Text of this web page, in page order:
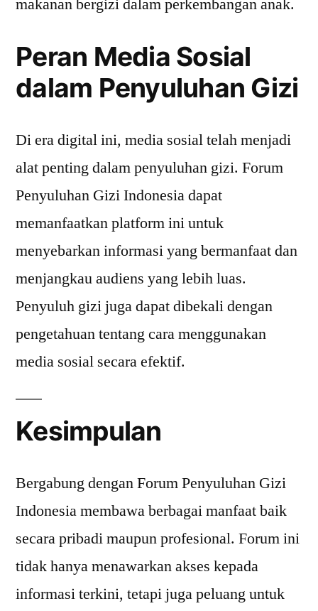
makanan bergizi dalam perkembangan anak.
Peran Media Sosial
dalam Penyuluhan Gizi
Di era digital ini, media sosial telah menjadi
alat penting dalam penyuluhan gizi. Forum
Penyuluhan Gizi Indonesia dapat
memanfaatkan platform ini untuk
menyebarkan informasi yang bermanfaat dan
menjangkau audiens yang lebih luas.
Penyuluh gizi juga dapat dibekali dengan
pengetahuan tentang cara menggunakan
media sosial secara efektif.
Kesimpulan
Bergabung dengan Forum Penyuluhan Gizi
Indonesia membawa berbagai manfaat baik
secara pribadi maupun profesional. Forum ini
tidak hanya menawarkan akses kepada
informasi terkini, tetapi juga peluang untuk